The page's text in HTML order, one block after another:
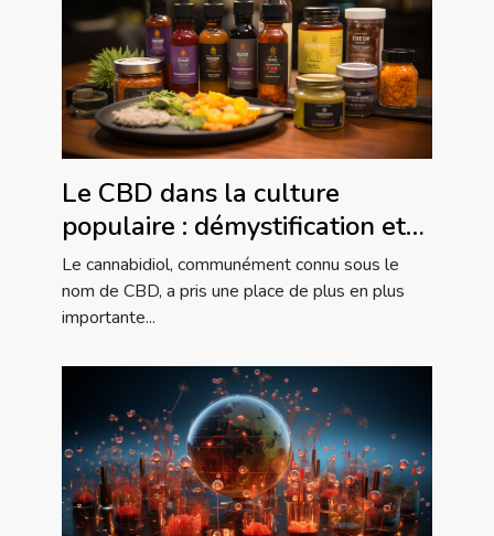
Le CBD dans la culture
populaire : démystification et
réalités
Le cannabidiol, communément connu sous le
nom de CBD, a pris une place de plus en plus
importante...